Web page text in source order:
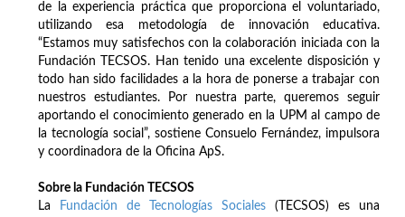
de la experiencia práctica que proporciona el voluntariado,
utilizando esa metodología de innovación educativa.
“Estamos muy satisfechos con la colaboración iniciada con la
Fundación TECSOS. Han tenido una excelente disposición y
todo han sido facilidades a la hora de ponerse a trabajar con
nuestros estudiantes. Por nuestra parte, queremos seguir
aportando el conocimiento generado en la UPM al campo de
la tecnología social”, sostiene Consuelo Fernández, impulsora
y coordinadora de la Oficina ApS.
Sobre la Fundación TECSOS
La
Fundación de Tecnologías Sociales (TECSOS) es una